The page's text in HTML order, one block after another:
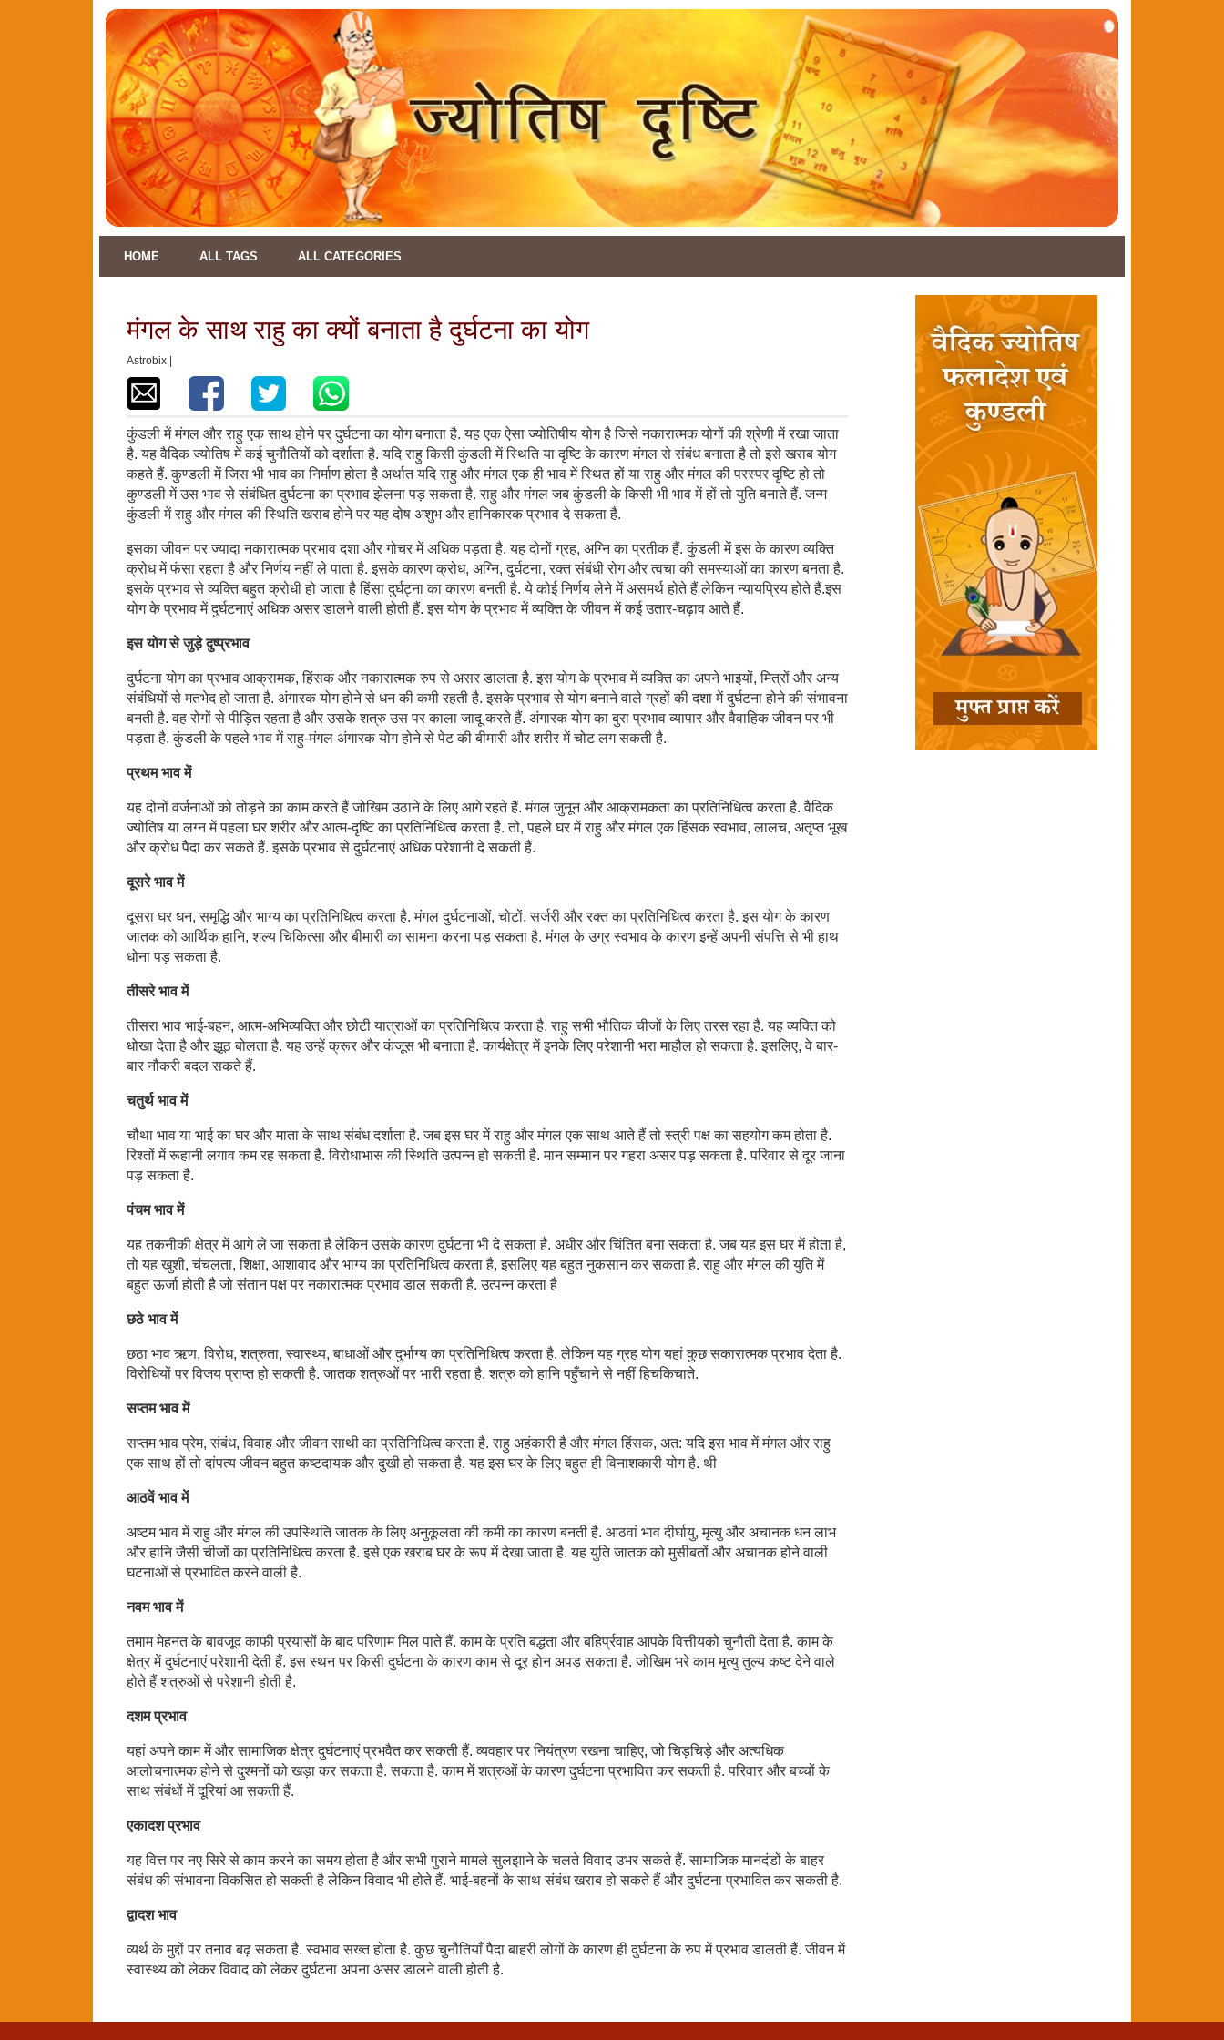
HOME ALL TAGS ALL CATEGORIES
मंगल के साथ राहु का क्यों बनाता है दुर्घटना का योग
Astrobix |
कुंडली में मंगल और राहु एक साथ होने पर दुर्घटना का योग बनाता है. यह एक ऐसा ज्योतिषीय योग है जिसे नकारात्मक योगों की श्रेणी में रखा जाता
है. यह वैदिक ज्योतिष में कई चुनौतियों को दर्शाता है. यदि राहु किसी कुंडली में स्थिति या दृष्टि के कारण मंगल से संबंध बनाता है तो इसे खराब योग
कहते हैं. कुण्डली में जिस भी भाव का निर्माण होता है अर्थात यदि राहु और मंगल एक ही भाव में स्थित हों या राहु और मंगल की परस्पर दृष्टि हो तो
कुण्डली में उस भाव से संबंधित दुर्घटना का प्रभाव झेलना पड़ सकता है. राहु और मंगल जब कुंडली के किसी भी भाव में हों तो युति बनाते हैं. जन्म
कुंडली में राहु और मंगल की स्थिति खराब होने पर यह दोष अशुभ और हानिकारक प्रभाव दे सकता है.
इसका जीवन पर ज्यादा नकारात्मक प्रभाव दशा और गोचर में अधिक पड़ता है. यह दोनों ग्रह, अग्नि का प्रतीक हैं. कुंडली में इस के कारण व्यक्ति
क्रोध में फंसा रहता है और निर्णय नहीं ले पाता है. इसके कारण क्रोध, अग्नि, दुर्घटना, रक्त संबंधी रोग और त्वचा की समस्याओं का कारण बनता है.
इसके प्रभाव से व्यक्ति बहुत क्रोधी हो जाता है हिंसा दुर्घट्ना का कारण बनती है. ये कोई निर्णय लेने में असमर्थ होते हैं लेकिन न्यायप्रिय होते हैं.इस
योग के प्रभाव में दुर्घटनाएं अधिक असर डालने वाली होती हैं. इस योग के प्रभाव में व्यक्ति के जीवन में कई उतार-चढ़ाव आते हैं.
इस योग से जुड़े दुष्प्रभाव
दुर्घटना योग का प्रभाव आक्रामक, हिंसक और नकारात्मक रुप से असर डालता है. इस योग के प्रभाव में व्यक्ति का अपने भाइयों, मित्रों और अन्य
संबंधियों से मतभेद हो जाता है. अंगारक योग होने से धन की कमी रहती है. इसके प्रभाव से योग बनाने वाले ग्रहों की दशा में दुर्घटना होने की संभावना
बनती है. वह रोगों से पीड़ित रहता है और उसके शत्रु उस पर काला जादू करते हैं. अंगारक योग का बुरा प्रभाव व्यापार और वैवाहिक जीवन पर भी
पड़ता है. कुंडली के पहले भाव में राहु-मंगल अंगारक योग होने से पेट की बीमारी और शरीर में चोट लग सकती है.
प्रथम भाव में
यह दोनों वर्जनाओं को तोड़ने का काम करते हैं जोखिम उठाने के लिए आगे रहते हैं. मंगल जुनून और आक्रामकता का प्रतिनिधित्व करता है. वैदिक
ज्योतिष या लग्न में पहला घर शरीर और आत्म-दृष्टि का प्रतिनिधित्व करता है. तो, पहले घर में राहु और मंगल एक हिंसक स्वभाव, लालच, अतृप्त भूख
और क्रोध पैदा कर सकते हैं. इसके प्रभाव से दुर्घटनाएं अधिक परेशानी दे सकती हैं.
दूसरे भाव में
दूसरा घर धन, समृद्धि और भाग्य का प्रतिनिधित्व करता है. मंगल दुर्घटनाओं, चोटों, सर्जरी और रक्त का प्रतिनिधित्व करता है. इस योग के कारण
जातक को आर्थिक हानि, शल्य चिकित्सा और बीमारी का सामना करना पड़ सकता है. मंगल के उग्र स्वभाव के कारण इन्हें अपनी संपत्ति से भी हाथ
धोना पड़ सकता है.
तीसरे भाव में
तीसरा भाव भाई-बहन, आत्म-अभिव्यक्ति और छोटी यात्राओं का प्रतिनिधित्व करता है. राहु सभी भौतिक चीजों के लिए तरस रहा है. यह व्यक्ति को
धोखा देता है और झूठ बोलता है. यह उन्हें क्रूर और कंजूस भी बनाता है. कार्यक्षेत्र में इनके लिए परेशानी भरा माहौल हो सकता है. इसलिए, वे बार-
बार नौकरी बदल सकते हैं.
चतुर्थ भाव में
चौथा भाव या भाई का घर और माता के साथ संबंध दर्शाता है. जब इस घर में राहु और मंगल एक साथ आते हैं तो स्त्री पक्ष का सहयोग कम होता है.
रिश्तों में रूहानी लगाव कम रह सकता है. विरोधाभास की स्थिति उत्पन्न हो सकती है. मान सम्मान पर गहरा असर पड़ सकता है. परिवार से दूर जाना
पड़ सकता है.
पंचम भाव में
यह तकनीकी क्षेत्र में आगे ले जा सकता है लेकिन उसके कारण दुर्घटना भी दे सकता है. अधीर और चिंतित बना सकता है. जब यह इस घर में होता है,
तो यह खुशी, चंचलता, शिक्षा, आशावाद और भाग्य का प्रतिनिधित्व करता है, इसलिए यह बहुत नुकसान कर सकता है. राहु और मंगल की युति में
बहुत ऊर्जा होती है जो संतान पक्ष पर नकारात्मक प्रभाव डाल सकती है. उत्पन्न करता है
छठे भाव में
छठा भाव ऋण, विरोध, शत्रुता, स्वास्थ्य, बाधाओं और दुर्भाग्य का प्रतिनिधित्व करता है. लेकिन यह ग्रह योग यहां कुछ सकारात्मक प्रभाव देता है.
विरोधियों पर विजय प्राप्त हो सकती है. जातक शत्रुओं पर भारी रहता है. शत्रु को हानि पहुँचाने से नहीं हिचकिचाते.
सप्तम भाव में
सप्तम भाव प्रेम, संबंध, विवाह और जीवन साथी का प्रतिनिधित्व करता है. राहु अहंकारी है और मंगल हिंसक, अत: यदि इस भाव में मंगल और राहु
एक साथ हों तो दांपत्य जीवन बहुत कष्टदायक और दुखी हो सकता है. यह इस घर के लिए बहुत ही विनाशकारी योग है. थी
आठवें भाव में
अष्टम भाव में राहु और मंगल की उपस्थिति जातक के लिए अनुकूलता की कमी का कारण बनती है. आठवां भाव दीर्घायु, मृत्यु और अचानक धन लाभ
और हानि जैसी चीजों का प्रतिनिधित्व करता है. इसे एक खराब घर के रूप में देखा जाता है. यह युति जातक को मुसीबतों और अचानक होने वाली
घटनाओं से प्रभावित करने वाली है.
नवम भाव में
तमाम मेहनत के बावजूद काफी प्रयासों के बाद परिणाम मिल पाते हैं. काम के प्रति बद्धता और बहिर्प्रवाह आपके वित्तीयको चुनौती देता है. काम के
क्षेत्र में दुर्घटनाएं परेशानी देती हैं. इस स्थन पर किसी दुर्घटना के कारण काम से दूर होन अपड़ सकता है. जोखिम भरे काम मृत्यु तुल्य कष्ट देने वाले
होते हैं शत्रुओं से परेशानी होती है.
दशम प्रभाव
यहां अपने काम में और सामाजिक क्षेत्र दुर्घटनाएं प्रभवैत कर सकती हैं. व्यवहार पर नियंत्रण रखना चाहिए, जो चिड़चिड़े और अत्यधिक
आलोचनात्मक होने से दुश्मनों को खड़ा कर सकता है. सकता है. काम में शत्रुओं के कारण दुर्घटना प्रभावित कर सकती है. परिवार और बच्चों के
साथ संबंधों में दूरियां आ सकती हैं.
एकादश प्रभाव
यह वित्त पर नए सिरे से काम करने का समय होता है और सभी पुराने मामले सुलझाने के चलते विवाद उभर सकते हैं. सामाजिक मानदंडों के बाहर
संबंध की संभावना विकसित हो सकती है लेकिन विवाद भी होते हैं. भाई-बहनों के साथ संबंध खराब हो सकते हैं और दुर्घटना प्रभावित कर सकती है.
द्वादश भाव
व्यर्थ के मुद्दों पर तनाव बढ़ सकता है. स्वभाव सख्त होता है. कुछ चुनौतियाँ पैदा बाहरी लोगों के कारण ही दुर्घटना के रुप में प्रभाव डालती हैं. जीवन में
स्वास्थ्य को लेकर विवाद को लेकर दुर्घटना अपना असर डालने वाली होती है.